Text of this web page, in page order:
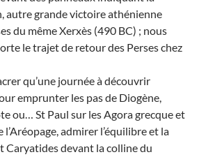
autre grande victoire athénienne
du même Xerxès (490 BC) ; nous
le trajet de retour des Perses chez
qu’une journée à découvrir
emprunter les pas de Diogène,
ou… St Paul sur les Agora grecque et
admirer l’équilibre et la
Caryatides devant la colline du